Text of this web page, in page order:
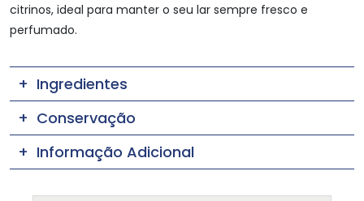
citrinos, ideal para manter o seu lar sempre fresco e
perfumado.
Ingredientes
Conservação
Informação Adicional